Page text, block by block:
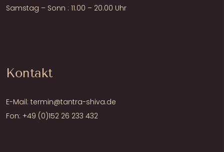
Samstag – Sonn : 11.00 – 20.00 Uhr
Kontakt
E-Mail: termin@tantra-shiva.de
Fon: +49 (0)152 26 233 432